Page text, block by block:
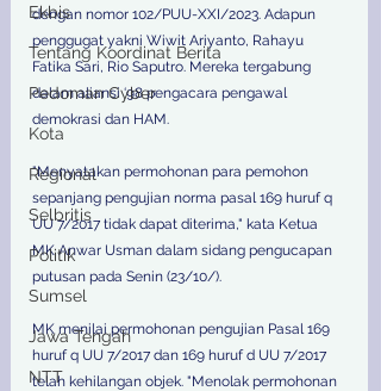
Ekbis
Tentang Koordinat Berita
Pedoman Cyber
Kota
Regional
Selbritis
Politik
Sumsel
Jawa Tengah
NTT
dengan nomor 102/PUU-XXI/2023. Adapun
penggugat yakni Wiwit Ariyanto, Rahayu
Fatika Sari, Rio Saputro. Mereka tergabung
dalam aliansi ‘98 pengacara pengawal
demokrasi dan HAM.
"Menyatakan permohonan para pemohon
sepanjang pengujian norma pasal 169 huruf q
UU 7/2017 tidak dapat diterima," kata Ketua
MK Anwar Usman dalam sidang pengucapan
putusan pada Senin (23/10/).
MK menilai permohonan pengujian Pasal 169
huruf q UU 7/2017 dan 169 huruf d UU 7/2017
telah kehilangan objek. "Menolak permohonan